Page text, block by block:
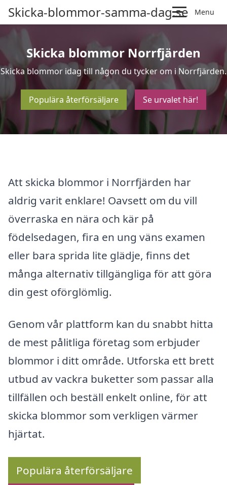
Skicka-blommor-samma-dag.se Menu
Skicka blommor Norrfjärden
Skicka blommor idag till någon du tycker om i Norrfjärden.
Populära återförsäljare Se urvalet här!
Att skicka blommor i Norrfjärden har
aldrig varit enklare! Oavsett om du vill
överraska en nära och kär på
födelsedagen, fira en ung väns examen
eller bara sprida lite glädje, finns det
många alternativ tillgängliga för att göra
din gest oförglömlig.
Genom vår plattform kan du snabbt hitta
de mest pålitliga företag som erbjuder
blommor i ditt område. Utforska ett brett
utbud av vackra buketter som passar alla
tillfällen och beställ enkelt online, för att
skicka blommor som verkligen värmer
hjärtat.
Populära återförsäljare